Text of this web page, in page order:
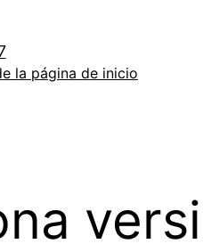
la página de inicio